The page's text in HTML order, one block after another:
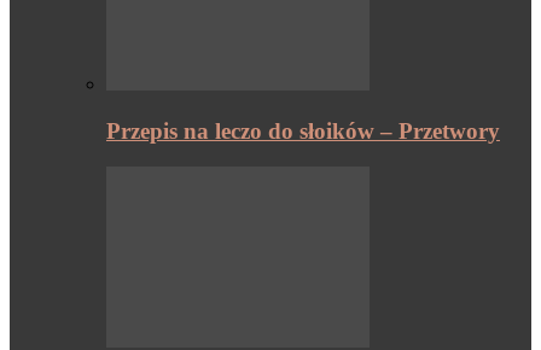
Przepis na leczo do słoików – Przetwory